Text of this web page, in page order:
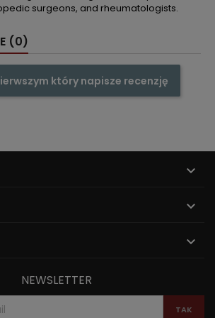
surgeons, and rheumatologists.
(0)
który napisze recenzję



NEWSLETTER